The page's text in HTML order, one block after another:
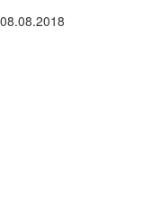
08.08.2018